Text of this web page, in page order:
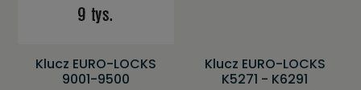
Klucz EURO-LOCKS
9001-9500
Klucz EURO-LOCKS
K5271 - K6291